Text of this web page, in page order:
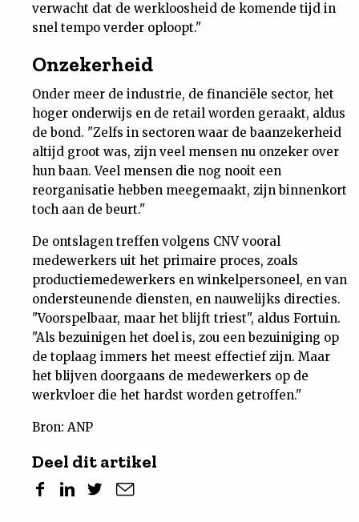
Dossiers
Nieuwsbrief
Contact
verwacht dat de werkloosheid de komende tijd in
snel tempo verder oploopt."
Onzekerheid
Onder meer de industrie, de financiële sector, het
hoger onderwijs en de retail worden geraakt, aldus
de bond. "Zelfs in sectoren waar de baanzekerheid
altijd groot was, zijn veel mensen nu onzeker over
hun baan. Veel mensen die nog nooit een
reorganisatie hebben meegemaakt, zijn binnenkort
toch aan de beurt."
De ontslagen treffen volgens CNV vooral
medewerkers uit het primaire proces, zoals
productiemedewerkers en winkelpersoneel, en van
ondersteunende diensten, en nauwelijks directies.
"Voorspelbaar, maar het blijft triest", aldus Fortuin.
"Als bezuinigen het doel is, zou een bezuiniging op
de toplaag immers het meest effectief zijn. Maar
het blijven doorgaans de medewerkers op de
werkvloer die het hardst worden getroffen."
Bron: ANP
Deel dit artikel